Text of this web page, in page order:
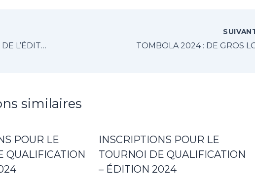
LE TIRAGE AU SORT DE L’ÉDITION 2024 A RENDU SON VERDICT
similaires
POUR LE
QUALIFICATION
INSCRIPTIONS POUR LE
TOURNOI DE QUALIFICATION
– ÉDITION 2024